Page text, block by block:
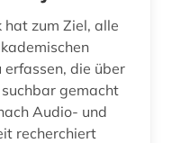
zum Ziel, alle
erfassen, die über
gemacht
Audio- und
recherchiert